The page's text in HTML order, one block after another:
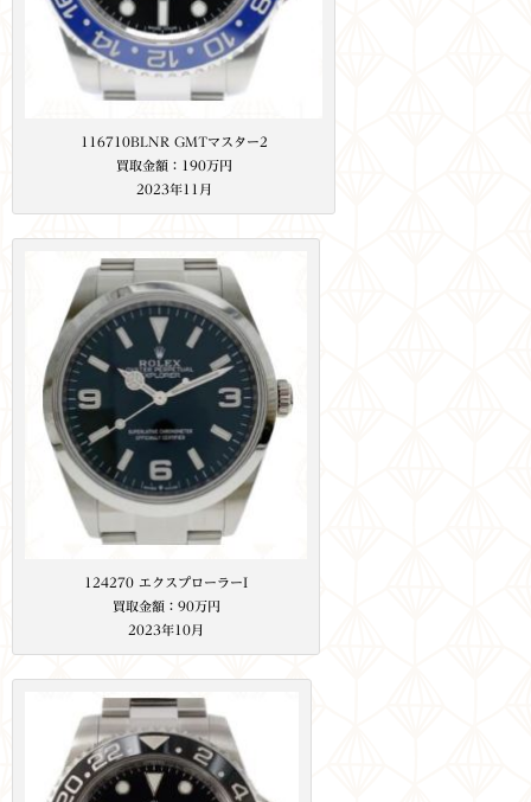
116710BLNR GMTマスター2
買取金額：190万円
2023年11月
124270 エクスプローラーI
買取金額：90万円
2023年10月